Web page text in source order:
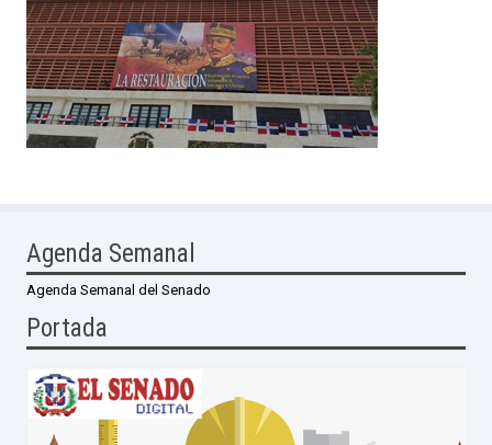
Agenda Semanal
Agenda Semanal del Senado
Portada